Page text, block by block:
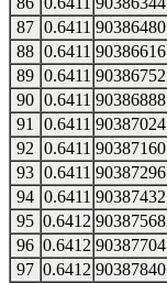
87 0.6411 90386480
88 0.6411 90386616
89 0.6411 90386752
90 0.6411 90386888
91
0.6411 90387024
92 0.6411 90387160
93 0.6411 90387296
94 0.6411 90387432
95 0.6412 90387568
96 0.6412 90387704
97 0.6412 90387840